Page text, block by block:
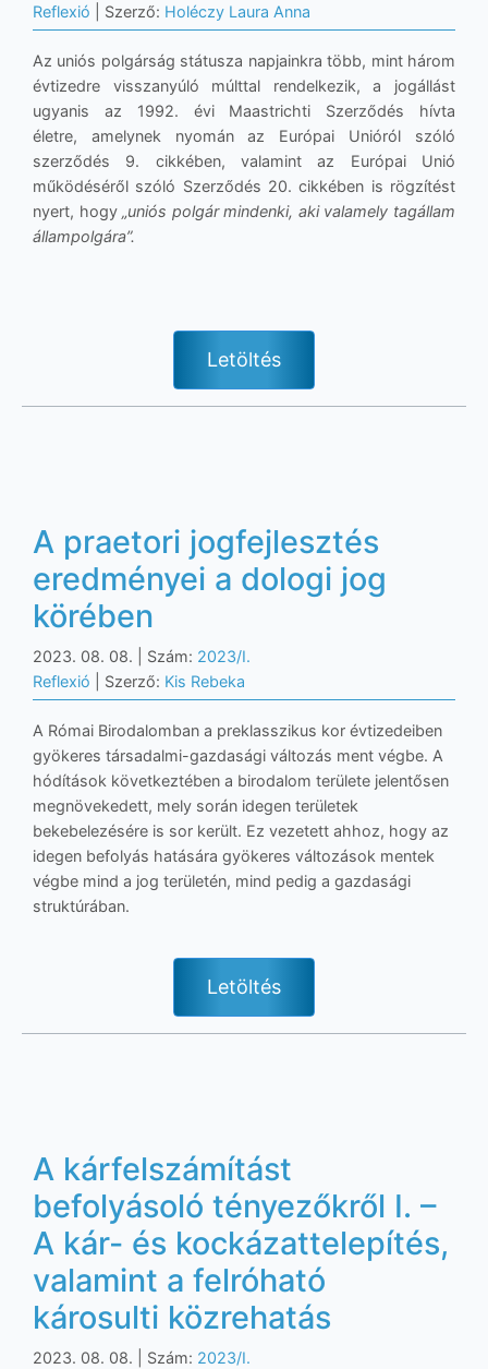
Reflexió | Szerző: Holéczy Laura Anna
Az uniós polgárság státusza napjainkra több, mint három
évtizedre visszanyúló múlttal rendelkezik, a jogállást
ugyanis az 1992. évi Maastrichti Szerződés hívta
életre, amelynek nyomán az Európai Unióról szóló
szerződés 9. cikkében, valamint az Európai Unió
működéséről szóló Szerződés 20. cikkében is rögzítést
nyert, hogy „uniós polgár mindenki, aki valamely tagállam
állampolgára”.
Letöltés
A praetori jogfejlesztés
eredményei a dologi jog
körében
2023. 08. 08. | Szám: 2023/I.
Reflexió | Szerző: Kis Rebeka
A Római Birodalomban a preklasszikus kor évtizedeiben
gyökeres társadalmi-gazdasági változás ment végbe. A
hódítások következtében a birodalom területe jelentősen
megnövekedett, mely során idegen területek
bekebelezésére is sor került. Ez vezetett ahhoz, hogy az
idegen befolyás hatására gyökeres változások mentek
végbe mind a jog területén, mind pedig a gazdasági
struktúrában.
Letöltés
A kárfelszámítást
befolyásoló tényezőkről I. –
A kár- és kockázattelepítés,
valamint a felróható
károsulti közrehatás
2023. 08. 08. | Szám: 2023/I.